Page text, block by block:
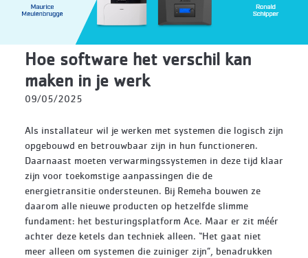
Hoe software het verschil kan
maken in je werk
09/05/2025
Als installateur wil je werken met systemen die logisch zijn
opgebouwd en betrouwbaar zijn in hun functioneren.
Daarnaast moeten verwarmingssystemen in deze tijd klaar
zijn voor toekomstige aanpassingen die de
energietransitie ondersteunen. Bij Remeha bouwen ze
daarom alle nieuwe producten op hetzelfde slimme
fundament: het besturingsplatform Ace. Maar er zit méér
achter deze ketels dan techniek alleen. “Het gaat niet
meer alleen om systemen die zuiniger zijn”, benadrukken